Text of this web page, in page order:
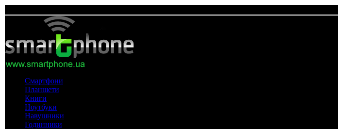
Смартфони
Планшети
Книги
Ноутбуки
Навушники
Годинники